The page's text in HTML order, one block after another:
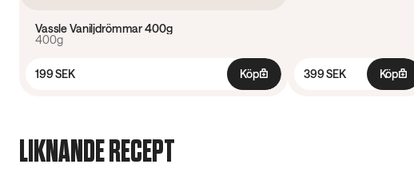
Vassle Vaniljdrömmar 400g
400g
199 SEK Köp 399 SEK Köp
LIKNANDE RECEPT